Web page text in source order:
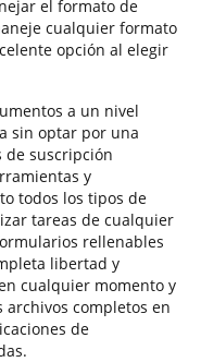
el formato de
cualquier formato
opción al elegir
a un nivel
sin optar por una
suscripción
y
todos los tipos de
tareas de cualquier
rellenables
libertad y
cualquier momento y
completos en
de